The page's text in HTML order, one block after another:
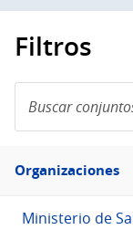
Filtros
conjuntos
de
Filtro
Organizaciones
Ministerio de